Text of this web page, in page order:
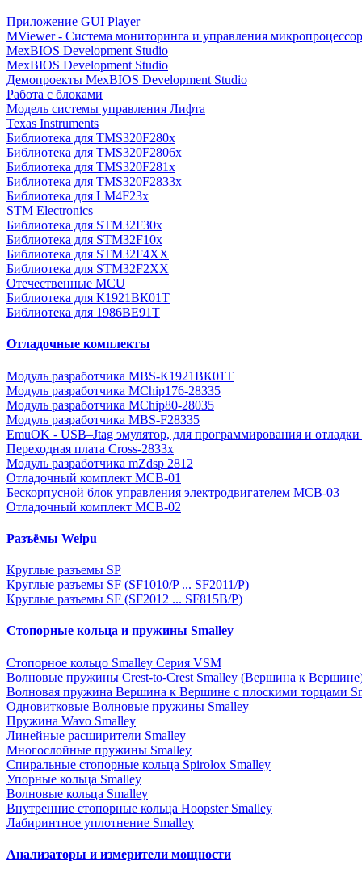
Приложение GUI Player
MViewer - Система мониторинга и управления
MexBIOS Development Studio
MexBIOS Development Studio
Демопроекты MexBIOS Development Studio
Работа с блоками
Модель системы управления Лифта
Texas Instruments
Библиотека для TMS320F280x
Библиотека для TMS320F2806x
Библиотека для TMS320F281x
Библиотека для TMS320F2833x
Библиотека для LM4F23x
STM Electronics
Библиотека для STM32F30x
Библиотека для STM32F10x
Библиотека для STM32F4XX
Библиотека для STM32F2XX
Отечественные MCU
Библиотека для К1921ВК01Т
Библиотека для 1986BE91T
Отладочные комплекты
Модуль разработчика MBS-К1921ВК01Т
Модуль разработчика MChip176-28335
Модуль разработчика MChip80-28035
Модуль разработчика MBS-F28335
EmuOK - USB–Jtag эмулятор, для программирования и
Переходная плата Cross-2833x
Модуль разработчика mZdsp 2812
Отладочный комплект MCB-01
Бескорпусной блок управления электродвигателем MCB-03
Отладочный комплект MCB-02
Разъёмы Weipu
Круглые разъемы SP
Круглые разъемы SF (SF1010/P ... SF2011/P)
Круглые разъемы SF (SF2012 ... SF815B/P)
Стопорные кольца и пружины Smalley
Стопорное кольцо Smalley Серия VSM
Волновые пружины Crest-to-Crest Smalley (Вершина к
Волновая пружина Вершина к Вершине с плоскими торцами
Одновитковые Волновые пружины Smalley
Пружина Wavo Smalley
Линейные расширители Smalley
Многослойные пружины Smalley
Спиральные стопорные кольца Spirolox Smalley
Упорные кольца Smalley
Волновые кольца Smalley
Внутренние стопорные кольца Hoopster Smalley
Лабиринтное уплотнение Smalley
Анализаторы и измерители мощности